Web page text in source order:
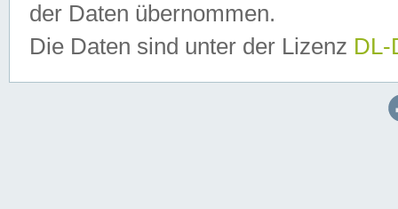
der Daten übernommen.
Die Daten sind unter der Lizenz